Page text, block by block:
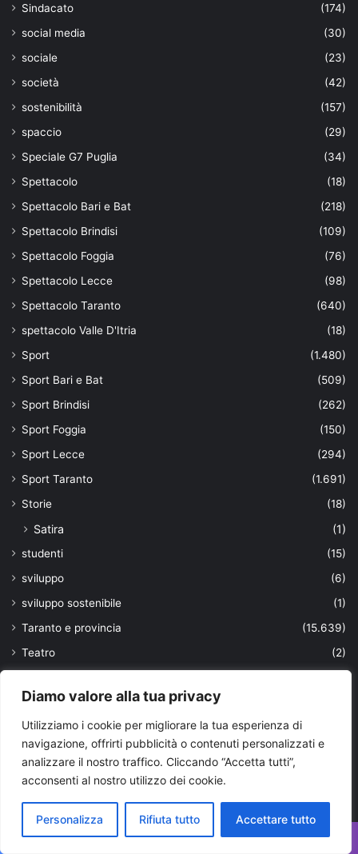
Diamo valore alla tua privacy
Utilizziamo i cookie per migliorare la tua esperienza di
navigazione, offrirti pubblicità o contenuti personalizzati e
analizzare il nostro traffico. Cliccando “Accetta tutti”,
acconsenti al nostro utilizzo dei cookie.
Personalizza Rifiuta tutto Accettare tutto
Sindacato
(174)
social media
(30)
sociale
(23)
società
(42)
sostenibilità
(157)
spaccio
(29)
Speciale G7 Puglia
(34)
Spettacolo
(18)
Spettacolo Bari e Bat
(218)
Spettacolo Brindisi
(109)
Spettacolo Foggia
(76)
Spettacolo Lecce
(98)
Spettacolo Taranto
(640)
spettacolo Valle D'Itria
(18)
Sport
(1.480)
Sport Bari e Bat
(509)
Sport Brindisi
(262)
Sport Foggia
(150)
Sport Lecce
(294)
Sport Taranto
(1.691)
Storie
(18)
Satira (1)
studenti
(15)
sviluppo
(6)
sviluppo sostenibile
(1)
Taranto e provincia
(15.639)
Teatro
(2)
Tendenze
Territorio
Top News
trasporti
truffa
(38)
turismo